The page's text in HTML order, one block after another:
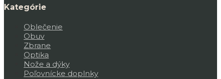
Kategórie
Oblečenie
Obuv
Zbrane
Optika
Nože a dýky
Poľovnícke doplnky